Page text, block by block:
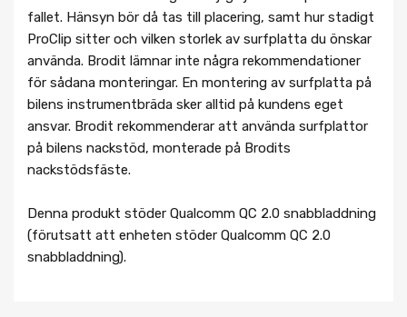
fallet. Hänsyn bör då tas till placering, samt hur stadigt
ProClip sitter och vilken storlek av surfplatta du önskar
använda. Brodit lämnar inte några rekommendationer
för sådana monteringar. En montering av surfplatta på
bilens instrumentbräda sker alltid på kundens eget
ansvar. Brodit rekommenderar att använda surfplattor
på bilens nackstöd, monterade på Brodits
nackstödsfäste.
Denna produkt stöder Qualcomm QC 2.0 snabbladdning
(förutsatt att enheten stöder Qualcomm QC 2.0
snabbladdning).